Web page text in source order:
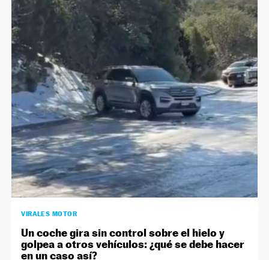
VIRALES MOTOR
Un coche gira sin control sobre el hielo y
golpea a otros vehículos: ¿qué se debe hacer
en un caso así?